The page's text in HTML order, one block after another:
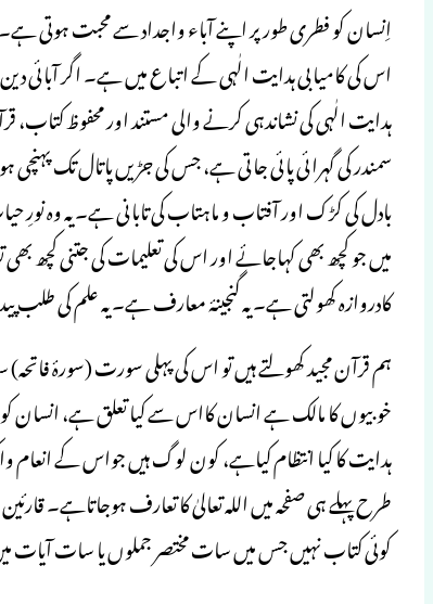
اِنسان کو فطری طورپر اپنے آباء واجداد سے محبت ہوتی
اس کی کامیابی ہدایت الٰہی کے اتباع میں ہے۔ اگر آبائی
ہدایت الٰہی کی نشاندہی کرنے والی مستند اور محفوظ
سمندر کی گہرائی پائی جاتی ہے، جس کی جڑیں پاتال تک
بادل کی کڑک اور آفتاب و ماہتاب کی تابانی ہے۔ یہ وہ
میں جو کچھ بھی کہاجائے اور اس کی تعلیمات کی جتنی
کادروازہ کھولتی ہے۔ یہ گنجینۂ معارف ہے۔ یہ علم کی طلب
ہم قرآن مجید کھولتے ہیں تو اس کی پہلی سورت (سورۂ
خوبیوں کا مالک ہے انسان کااس سے کیا تعلق ہے، انسان
ہدایت کا کیا انتظام کیاہے، کون لوگ ہیں جواس کے
طرح پہلے ہی صفحہ میں اللہ تعالیٰ کا تعارف ہوجاتاہے۔
کوئی کتاب نہیں جس میں سات مختصر جملوں یا سات آیات